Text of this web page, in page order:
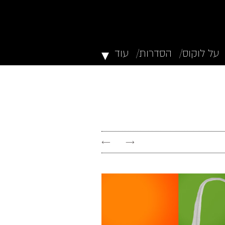
על לוקוס/ הסדרות/ עוד ▾
→
←